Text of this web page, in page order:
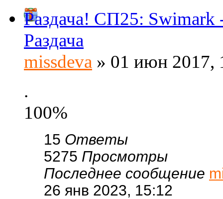
Раздача! СП25:
Раздача
missdeva » 01 июн 2017,
.
100%
15 Ответы
5275 Просмотры
Последнее сообщение
26 янв 2023, 15:12